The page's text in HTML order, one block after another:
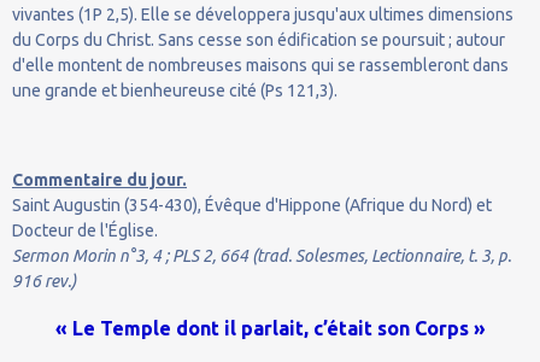
vivantes (1P 2,5). Elle se développera jusqu'aux ultimes dimensions
du Corps du Christ. Sans cesse son édification se poursuit ; autour
d'elle montent de nombreuses maisons qui se rassembleront dans
une grande et bienheureuse cité (Ps 121,3).
Commentaire du jour.
Saint Augustin (354-430), Évêque d'Hippone (Afrique du Nord) et
Docteur de l'Église.
Sermon Morin n°3, 4 ; PLS 2, 664 (trad. Solesmes, Lectionnaire, t. 3, p.
916 rev.)
« Le Temple dont il parlait, c’était son Corps »